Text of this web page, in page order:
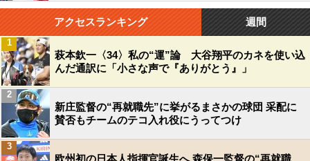
アクセスランキング 週間
萩本欽一〈34〉私の“運”論 大谷翔平のカネを使い込
んだ通訳に「小さな声で『ありがとう』」
1
新庄監督の“再就職先”に挙がるまさかの球団 采配に
賛否もチームのテコ入れ役にうってつけ
2
欧州初の日本人指揮官誕生へ 森保一監督の“再就職
3